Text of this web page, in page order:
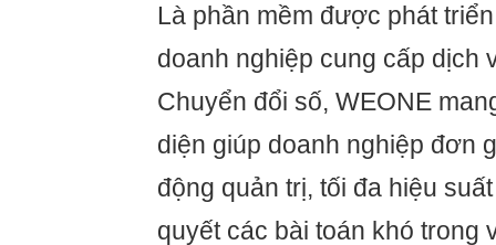
Là phần mềm được phát
doanh nghiệp cung cấp dịch
Chuyển đổi số, WEONE
diện giúp doanh nghiệp đơn
động quản trị, tối đa hiệu
quyết các bài toán khó trong